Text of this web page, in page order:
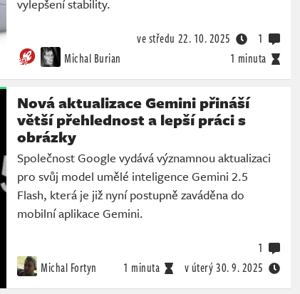
vylepšení stability.
Michal Burian 1 minuta
ve středu 22. 10. 2025 1
Nová aktualizace Gemini přináší
větší přehlednost a lepší práci s
obrázky
Společnost Google vydává významnou aktualizaci
pro svůj model umělé inteligence Gemini 2.5
Flash, která je již nyní postupně zaváděna do
mobilní aplikace Gemini.
Michal Fortyn 1 minuta v úterý30. 9. 2025
1